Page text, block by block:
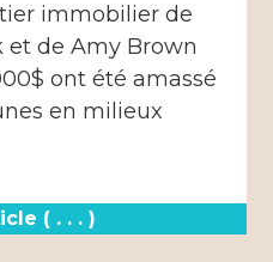
immobilier de
et de Amy Brown
ont été amassé
en milieux
( . . . )